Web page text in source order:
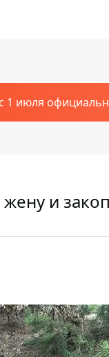
1 июля
и